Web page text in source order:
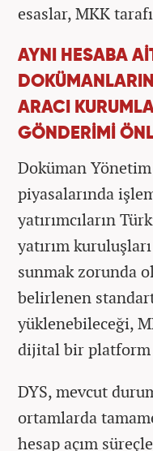
esaslar, MKK
AYNI HESABA
ARACI
GÖNDERİMİ
Doküman
piyasalarında
yatırımcıların
yatırım
sunmak zorunda
belirlenen
yüklenebileceği,
dijital bir platform
DYS, mevcut
ortamlarda
hesap açım